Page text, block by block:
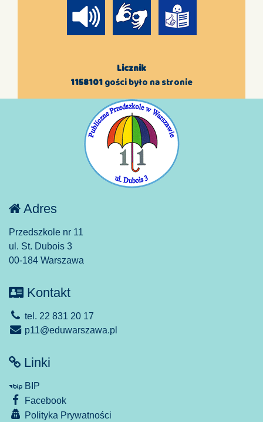
Licznik
1158101gości było na stronie
Adres
Przedszkole nr 11
ul. St. Dubois 3
00-184 Warszawa
Kontakt
tel. 22 831 20 17
p11@eduwarszawa.pl
Linki
BIP
Facebook
Polityka Prywatności